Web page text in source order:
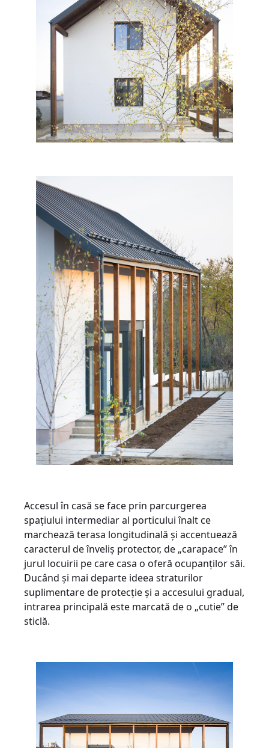
Accesul în casă se face prin parcurgerea
spațiului intermediar al porticului înalt ce
marchează terasa longitudinală și accentuează
caracterul de înveliș protector, de „carapace” în
jurul locuirii pe care casa o oferă ocupanților săi.
Ducând și mai departe ideea straturilor
suplimentare de protecție și a accesului gradual,
intrarea principală este marcată de o „cutie” de
sticlă.